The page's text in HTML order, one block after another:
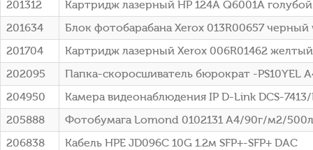
201312
Картридж лазерный HP 124A Q6001A
201634
Блок фотобарабана Xerox 013R00657
201704
Картридж лазерный Xerox 006R01462 желтый
202095
Папка-скоросшиватель бюрократ -PS10YEL
204950
Камера видеонаблюдения IP D-Link DCS-
205888
Фотобумага Lomond 0102131 A4/90г/м2/
206838
Кабель HPE JD096C 10G 1.2м SFP+-SFP+ DAC